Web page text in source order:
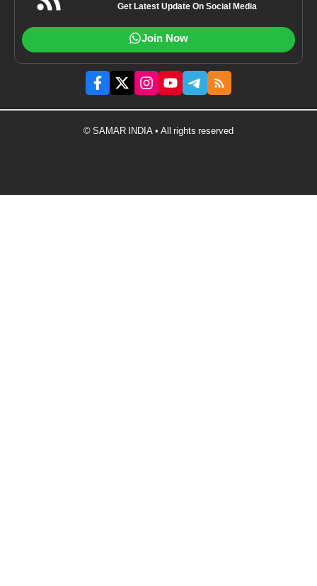
Get Latest Update On Social Media
Join Now
© SAMAR INDIA • All rights reserved